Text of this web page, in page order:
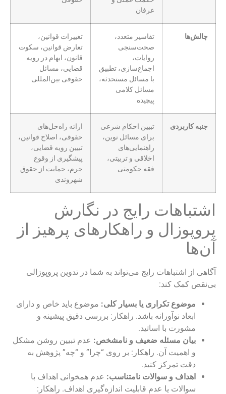
عرفان
چالش‌ها
تفاسیر متعدد،
صحت‌سنجی
روایات،
اجماع‌سازی، تطبیق
با مسائل مستحدثه،
مسائل کلامی
پیچیده
تغییرات قوانین،
تعارض قوانین، سکوت
قانون، ابهام در رویه
قضایی، مسائل
حقوقی بین‌المللی
جنبه کاربردی
تبیین احکام شرعی
برای مسائل نوین،
راهنمایی‌های
اخلاقی و تربیتی،
فقه حکومتی
ارائه راه‌حل‌های
حقوقی، اصلاح قوانین،
تبیین رویه قضایی،
پیشگیری از وقوع
جرم، حمایت از حقوق
شهروندی
اشتباهات رایج در نگارش
پروپوزال و راهکارهای پرهیز از
آن‌ها
آگاهی از اشتباهات رایج می‌تواند به شما در تدوین پروپوزالی
بی‌نقص کمک کند:
موضوع تکراری یا بسیار کلی: موضوع باید خاص و دارای
ابعاد نوآورانه باشد. راهکار: بررسی دقیق پیشینه و
مشورت با اساتید.
بیان مسئله ضعیف و نامشخص: عدم تبیین روشن مشکل
و اهمیت آن. راهکار: بر روی “چرا” و “چه” پژوهش به
دقت تمرکز کنید.
اهداف و سوالات نامتناسب: عدم همخوانی اهداف با
سوالات یا عدم قابلیت اندازه‌گیری اهداف. راهکار: